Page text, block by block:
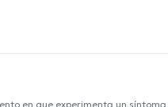
en que experimenta un